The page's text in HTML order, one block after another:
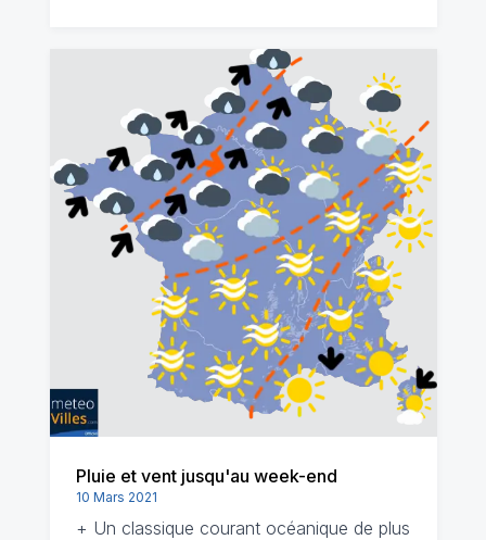
Pluie et vent jusqu'au week-end
10 Mars 2021
+ Un classique courant océanique de plus